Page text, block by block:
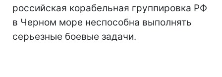
российская корабельная группировка РФ
в Черном море неспособна выполнять
серьезные боевые задачи.